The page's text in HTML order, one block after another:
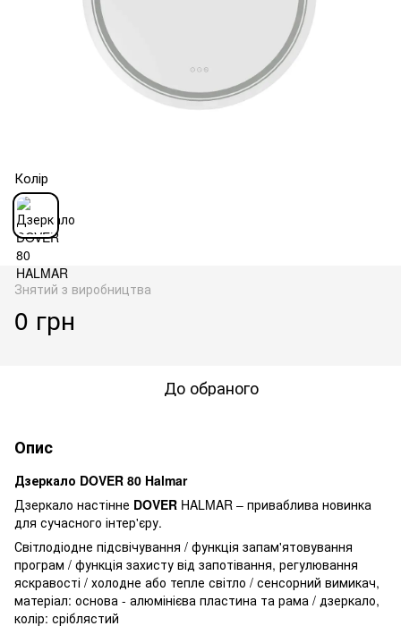
Колір
Знятий з виробництва
0 грн
До обраного
Опис
Дзеркало DOVER 80 Halmar
Дзеркало настінне DOVER HALMAR – приваблива новинка
для сучасного інтер'єру.
Світлодіодне підсвічування / функція запам'ятовування
програм / функція захисту від запотівання, регулювання
яскравості / холодне або тепле світло / сенсорний вимикач,
матеріал: основа - алюмінієва пластина та рама / дзеркало,
колір: сріблястий